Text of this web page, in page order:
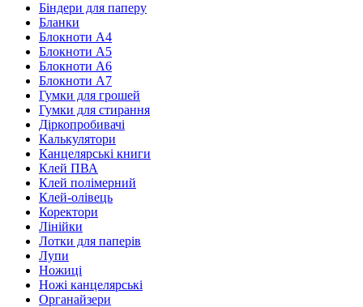
Біндери для паперу
Бланки
Блокноти А4
Блокноти А5
Блокноти А6
Блокноти А7
Гумки для грошей
Гумки для стирання
Діркопробивачі
Калькулятори
Канцелярські книги
Клей ПВА
Клей полімерний
Клей-олівець
Коректори
Лінійки
Лотки для паперів
Лупи
Ножиці
Ножі канцелярські
Органайзери